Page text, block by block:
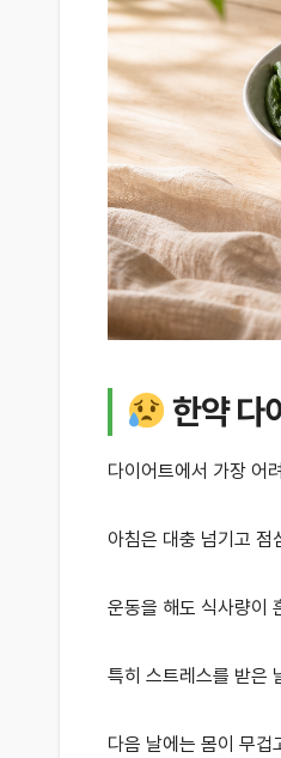
한약 다
다이어트에서 가장 어
아침은 대충 넘기고 점
운동을 해도 식사량이
특히 스트레스를 받은
다음 날에는 몸이 무겁